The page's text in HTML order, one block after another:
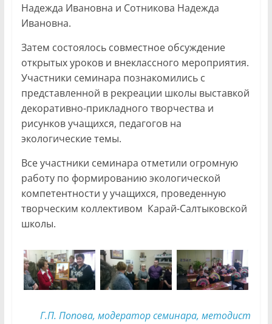
Надежда Ивановна и Сотникова Надежда
Ивановна.
Затем состоялось совместное обсуждение
открытых уроков и внеклассного мероприятия.
Участники семинара познакомились с
представленной в рекреации школы выставкой
декоративно-прикладного творчества и
рисунков учащихся, педагогов на
экологические темы.
Все участники семинара отметили огромную
работу по формированию экологической
компетентности у учащихся, проведенную
творческим коллективом Карай-Салтыковской
школы.
Г.П. Попова, модератор семинара, методист